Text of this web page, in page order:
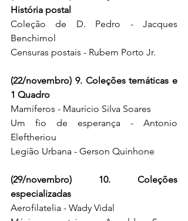
História postal
Coleção de D. Pedro - Jacques
Benchimol
Censuras postais - Rubem Porto Jr.
(22/novembro) 9. Coleções temáticas e
1 Quadro
Mamíferos - Maurício Silva Soares
Um fio de esperança - Antonio
Eleftheriou
Legião Urbana - Gerson Quinhone
(29/novembro) 10. Coleções
especializadas
Aerofilatelia - Wady Vidal